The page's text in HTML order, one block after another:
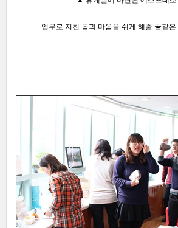
업무로 지친 몸과 마음을 쉬게 해줄 꿀같